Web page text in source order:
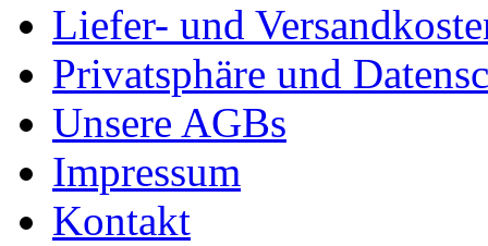
Liefer- und
Privatsphäre und
Unsere AGBs
Impressum
Kontakt